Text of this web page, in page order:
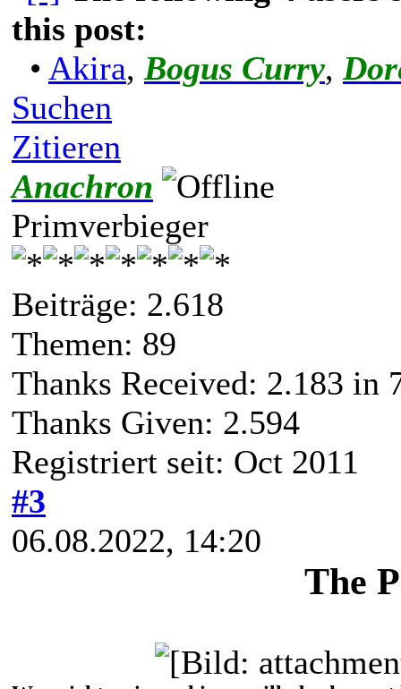
this post:
• Akira, Bogus Curry,
Suchen
Zitieren
Anachron
Primverbieger
Beiträge: 2.618
Themen: 89
Thanks Received: 2.183 in
Thanks Given: 2.594
Registriert seit: Oct 2011
#3
06.08.2022, 14:20
The